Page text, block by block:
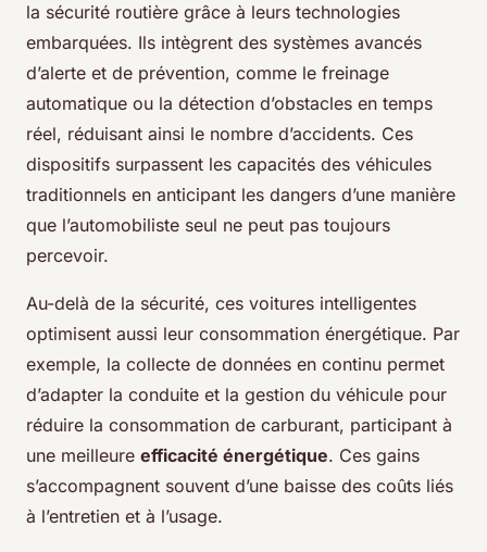
la sécurité routière grâce à leurs technologies
embarquées. Ils intègrent des systèmes avancés
d’alerte et de prévention, comme le freinage
automatique ou la détection d’obstacles en temps
réel, réduisant ainsi le nombre d’accidents. Ces
dispositifs surpassent les capacités des véhicules
traditionnels en anticipant les dangers d’une manière
que l’automobiliste seul ne peut pas toujours
percevoir.
Au-delà de la sécurité, ces voitures intelligentes
optimisent aussi leur consommation énergétique. Par
exemple, la collecte de données en continu permet
d’adapter la conduite et la gestion du véhicule pour
réduire la consommation de carburant, participant à
une meilleure efficacité énergétique. Ces gains
s’accompagnent souvent d’une baisse des coûts liés
à l’entretien et à l’usage.